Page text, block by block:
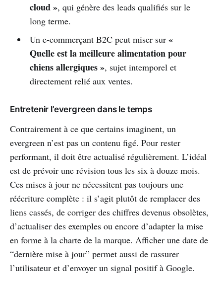
cloud », qui génère des leads qualifiés sur le
long terme.
Un e-commerçant B2C peut miser sur «
Quelle est la meilleure alimentation pour
chiens allergiques », sujet intemporel et
directement relié aux ventes.
Entretenir l’evergreen dans le temps
Contrairement à ce que certains imaginent, un
evergreen n’est pas un contenu figé. Pour rester
performant, il doit être actualisé régulièrement. L’idéal
est de prévoir une révision tous les six à douze mois.
Ces mises à jour ne nécessitent pas toujours une
réécriture complète : il s’agit plutôt de remplacer des
liens cassés, de corriger des chiffres devenus obsolètes,
d’actualiser des exemples ou encore d’adapter la mise
en forme à la charte de la marque. Afficher une date de
“dernière mise à jour” permet aussi de rassurer
l’utilisateur et d’envoyer un signal positif à Google.